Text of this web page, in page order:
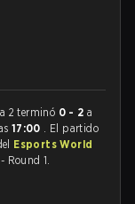
2 terminó 0 - 2 a
17:00 . El partido
Esports World
Round 1.